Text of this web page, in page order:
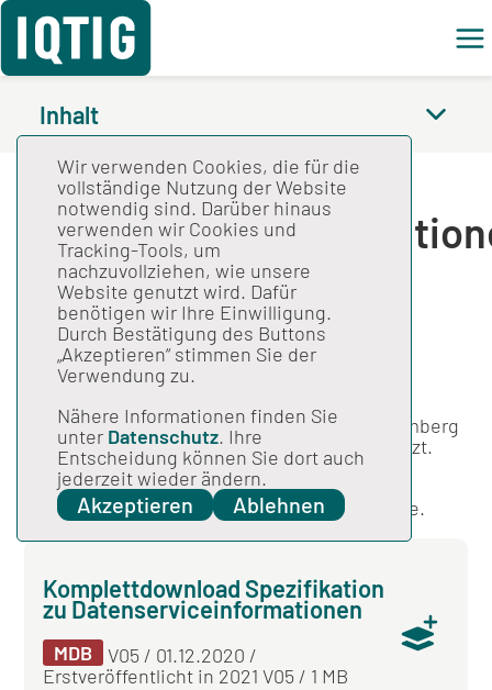
Feed
Inhalt
Spezifikation zu
2021 V05
Gesamtspezifikation
Stand: 01.12.2020
Die Emailadressen für den Datenservice für
Krankenhäuser in Bayern und Baden-Württemberg
wurden auf den vorherigen Wert zurückgesetzt.
Außerdem gilt in Schleswig-Holstein für die
Spezifikation ab 2021 eine neue Emailadresse.
Komplettdownload Spezifikation
zu Datenserviceinformationen
MDB
V05 / 01.12.2020 /
Erstveröffentlicht in 2021 V05 / 1 MB
Wir verwenden Cookies, die für die
vollständige Nutzung der Website
notwendig sind. Darüber hinaus
verwenden wir Cookies und
Tracking-Tools, um
nachzuvollziehen, wie unsere
Website genutzt wird. Dafür
benötigen wir Ihre Einwilligung.
Durch Bestätigung des Buttons
„Akzeptieren“ stimmen Sie der
Verwendung zu.
Nähere Informationen finden Sie
unter Datenschutz. Ihre
Entscheidung können Sie dort auch
jederzeit wieder ändern.
Akzeptieren Ablehnen